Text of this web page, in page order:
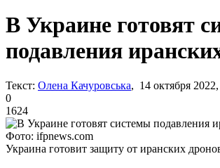
В Украине готовят
подавления
Текст: Олена Качуровська, 14 октября
0
1624
Фото: ifpnews.com
Украина готовит защиту от иранских